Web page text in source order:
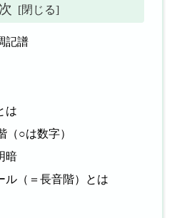
記譜
は
（○は数字）
暗
ル（＝長音階）とは